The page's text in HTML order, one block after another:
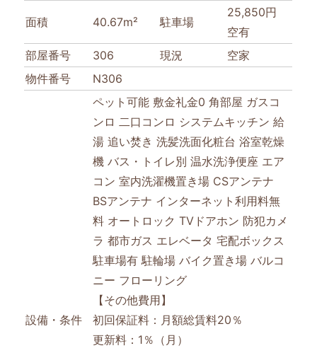
面積 40.67m² 駐車場
25,850円
空有
部屋番号
306 現況
空家
物件番号
N306
設備・条件
ペット可能 敷金礼金0 角部屋 ガスコ
ンロ 二口コンロ システムキッチン 給
湯 追い焚き 洗髪洗面化粧台 浴室乾燥
機 バス・トイレ別 温水洗浄便座 エア
コン 室内洗濯機置き場 CSアンテナ
BSアンテナ インターネット利用料無
料 オートロック TVドアホン 防犯カメ
ラ 都市ガス エレベータ 宅配ボックス
駐車場有 駐輪場 バイク置き場 バルコ
ニー フローリング
【その他費用】
初回保証料：月額総賃料20％
更新料：1％（月）